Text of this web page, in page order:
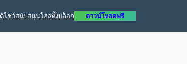
ตู้โชว์สนับสนุนโฮสติ้งบล็อก ดาวน์โหลดฟรี